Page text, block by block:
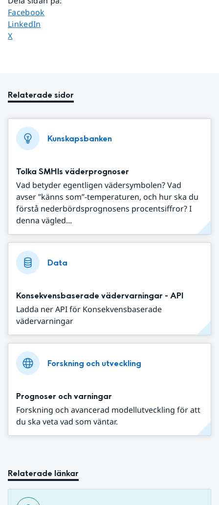
Dela sidan på
Facebook
Dela sidan på
LinkedIn
Dela sidan på
X
Relaterade sidor
Kunskapsbanken
Tolka SMHIs väderprognoser
Vad betyder egentligen vädersymbolen? Vad
avser ”känns som”-temperaturen, och hur ska du
förstå nederbördsprognosens procentsiffror? I
denna vägled...
Data
Konsekvensbaserade vädervarningar - API
Ladda ner API för Konsekvensbaserade
vädervarningar
Forskning och utveckling
Prognoser och varningar
Forskning och avancerad modellutveckling för att
du ska veta vad som väntar.
Relaterade länkar